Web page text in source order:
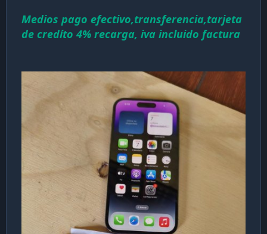
Medios pago efectivo,transferencia,tarjeta
de credíto 4% recarga, iva incluido factura